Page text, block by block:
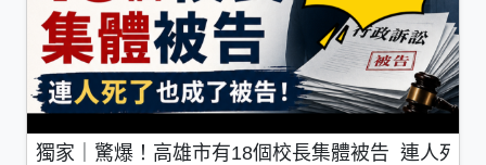
獨家｜驚爆！高雄市有18個校長集體被告 連人死了